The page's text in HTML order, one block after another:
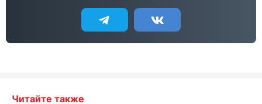
Читайте также